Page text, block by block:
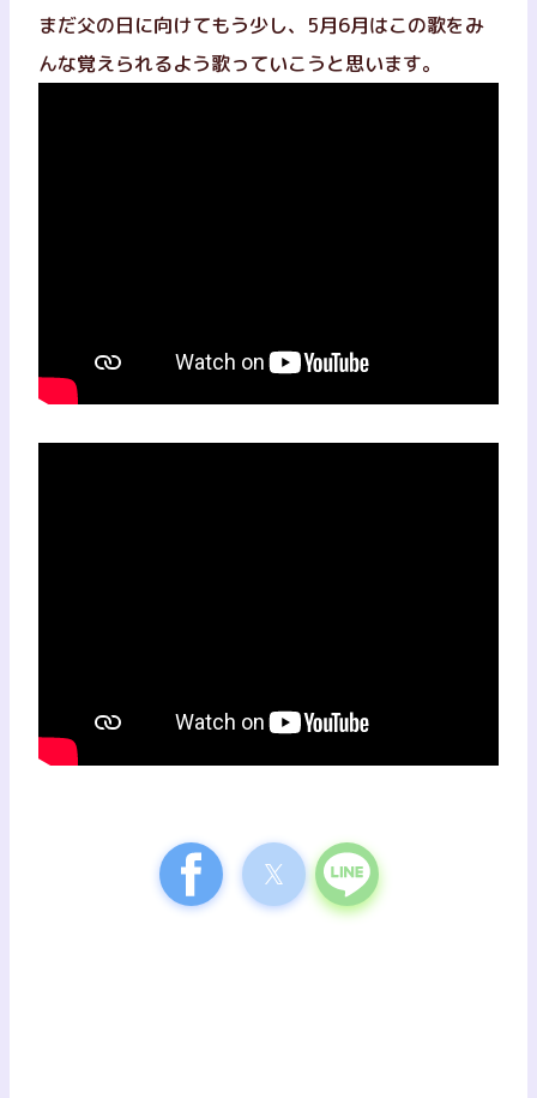
まだ父の日に向けてもう少し、5月6月はこの歌をみ
んな覚えられるよう歌っていこうと思います。